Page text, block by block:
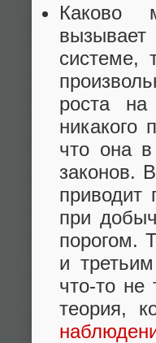
Каково
системе,
роста
никакого
что она в
законов.
приводит
при
порогом.
и
что-то не
теория,